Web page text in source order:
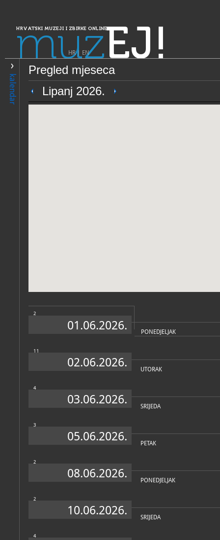
HRVATSKI MUZEJI I ZBIRKE ONLINE
muzEJ!
HR| EN
kalendar
Pregled mjeseca
Lipanj 2026.
2
01.06.2026. PONEDJELJAK
11
02.06.2026. UTORAK
4
03.06.2026. SRIJEDA
3
05.06.2026. PETAK
2
08.06.2026. PONEDJELJAK
2
10.06.2026. SRIJEDA
4
PRETRAŽIVANJE
Dalmacija
Dubrovački muzeji -